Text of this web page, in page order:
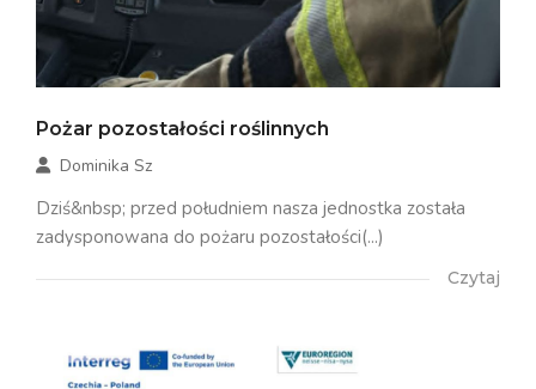
Pożar pozostałości roślinnych
Dominika Sz
Dziś&nbsp; przed południem nasza jednostka została
zadysponowana do pożaru pozostałości(...)
Czytaj